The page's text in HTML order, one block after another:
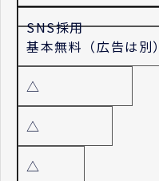
SNS採用
基本無料（広告は別）
△
△
△